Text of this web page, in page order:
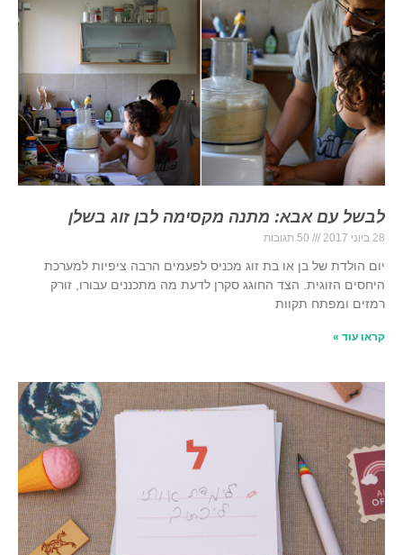
לבשל עם אבא: מתנה מקסימה לבן זוג בשלן
28 ביוני 2017
יום הולדת של בן או בת זוג מכניס לפעמים הרבה ציפיות למערכת
היחסים הזוגית. הצד החוגג סקרן לדעת מה מתכננים עבורו, זורק
רמזים ומפתח תקוות
קראו עוד »